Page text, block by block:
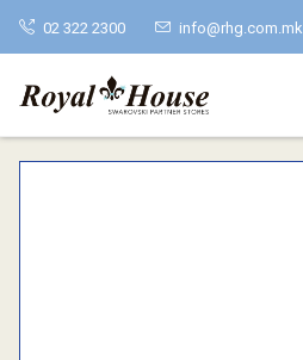
02 322 2300 info@rhg.com.mk